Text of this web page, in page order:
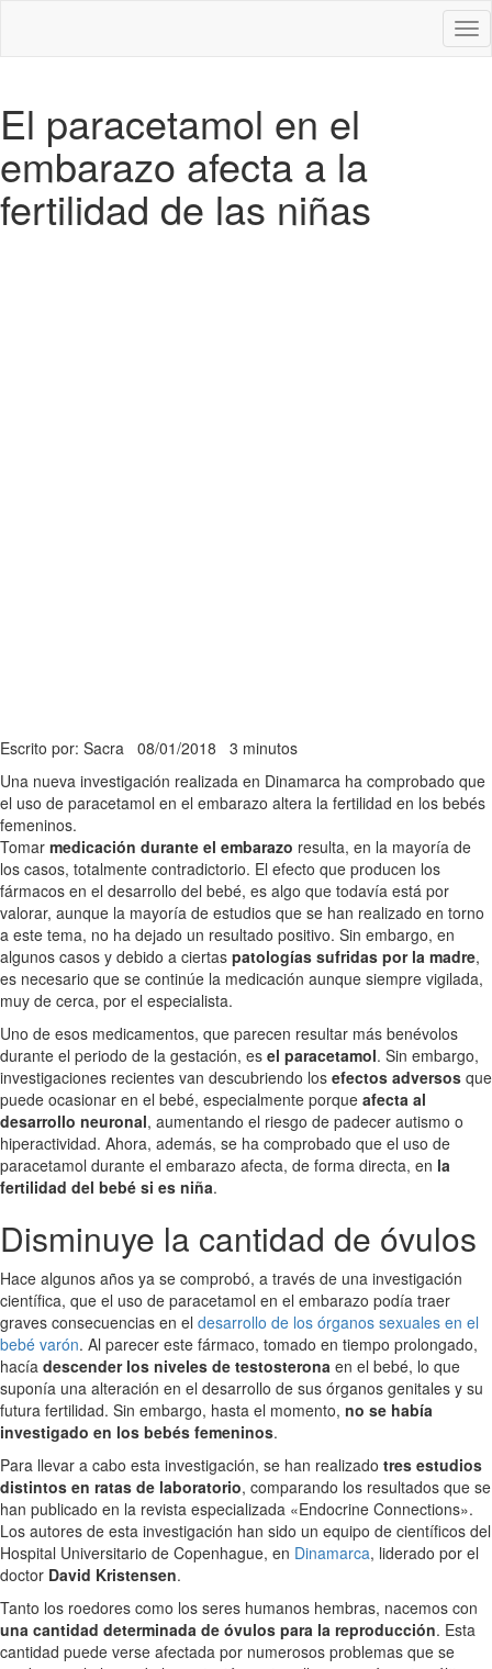
El paracetamol en el
embarazo afecta a la
fertilidad de las niñas
Escrito por: Sacra 08/01/2018 3 minutos
Una nueva investigación realizada en Dinamarca ha comprobado que
el uso de paracetamol en el embarazo altera la fertilidad en los bebés
femeninos.
Tomar medicación durante el embarazo resulta, en la mayoría de
los casos, totalmente contradictorio. El efecto que producen los
fármacos en el desarrollo del bebé, es algo que todavía está por
valorar, aunque la mayoría de estudios que se han realizado en torno
a este tema, no ha dejado un resultado positivo. Sin embargo, en
algunos casos y debido a ciertas patologías sufridas por la madre,
es necesario que se continúe la medicación aunque siempre vigilada,
muy de cerca, por el especialista.
Uno de esos medicamentos, que parecen resultar más benévolos
durante el periodo de la gestación, es el paracetamol. Sin embargo,
investigaciones recientes van descubriendo los efectos adversos que
puede ocasionar en el bebé, especialmente porque afecta al
desarrollo neuronal, aumentando el riesgo de padecer autismo o
hiperactividad. Ahora, además, se ha comprobado que el uso de
paracetamol durante el embarazo afecta, de forma directa, en la
fertilidad del bebé si es niña.
Disminuye la cantidad de óvulos
Hace algunos años ya se comprobó, a través de una investigación
científica, que el uso de paracetamol en el embarazo podía traer
graves consecuencias en el desarrollo de los órganos sexuales en el
bebé varón. Al parecer este fármaco, tomado en tiempo prolongado,
hacía descender los niveles de testosterona en el bebé, lo que
suponía una alteración en el desarrollo de sus órganos genitales y su
futura fertilidad. Sin embargo, hasta el momento, no se había
investigado en los bebés femeninos.
Para llevar a cabo esta investigación, se han realizado tres estudios
distintos en ratas de laboratorio, comparando los resultados que se
han publicado en la revista especializada «Endocrine Connections».
Los autores de esta investigación han sido un equipo de científicos del
Hospital Universitario de Copenhague, en Dinamarca, liderado por el
doctor David Kristensen.
Tanto los roedores como los seres humanos hembras, nacemos con
una cantidad determinada de óvulos para la reproducción. Esta
cantidad puede verse afectada por numerosos problemas que se